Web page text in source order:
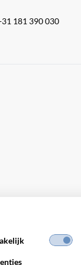
181 390 030